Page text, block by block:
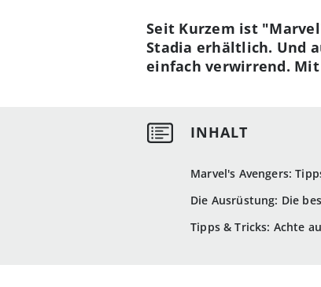
Marvel's Avengers:
Die Ausrüstung: Die
Tipps & Tricks: Achte
Seit Kurzem ist
Stadia erhältlich. Und
einfach verwirrend. Mit